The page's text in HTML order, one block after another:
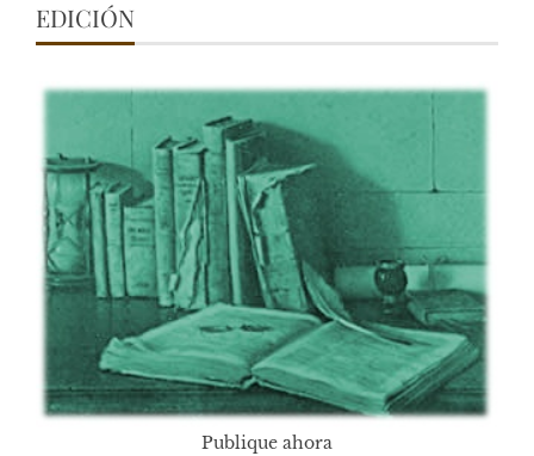
EDICIÓN
Publique ahora